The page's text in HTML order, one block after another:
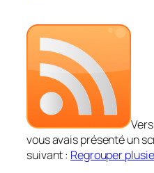
vous avais présenté un
suivant : Regrouper